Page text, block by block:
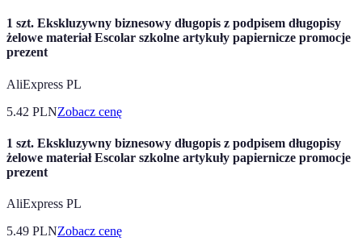
1 szt. Ekskluzywny biznesowy długopis z podpisem długopisy
żelowe materiał Escolar szkolne artykuły papiernicze promocje
prezent
AliExpress PL
5.42 PLNZobacz cenę
1 szt. Ekskluzywny biznesowy długopis z podpisem długopisy
żelowe materiał Escolar szkolne artykuły papiernicze promocje
prezent
AliExpress PL
5.49 PLNZobacz cenę